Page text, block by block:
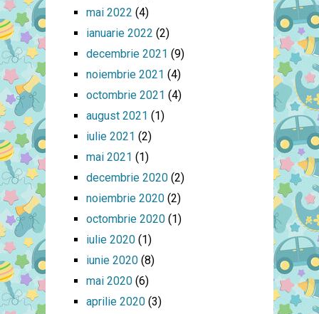
mai 2022 (4)
ianuarie 2022 (2)
decembrie 2021 (9)
noiembrie 2021 (4)
octombrie 2021 (4)
august 2021 (1)
iulie 2021 (2)
mai 2021 (1)
decembrie 2020(2)
noiembrie 2020(2)
octombrie 2020(1)
iulie 2020(1)
iunie 2020(8)
mai 2020(6)
aprilie 2020(3)